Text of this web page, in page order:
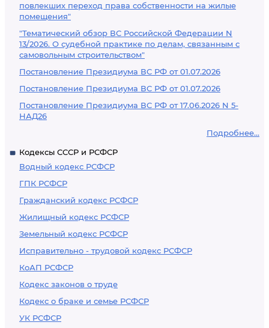
повлекших переход права собственности на жилые
помещения"
"Тематический обзор ВС Российской Федерации N
13/2026. О судебной практике по делам, связанным с
самовольным строительством"
Постановление Президиума ВС РФ от 01.07.2026
Постановление Президиума ВС РФ от 01.07.2026
Постановление Президиума ВС РФ от 17.06.2026 N 5-
НАД26
Подробнее...
Кодексы СССР и РСФСР
Водный кодекс РСФСР
ГПК РСФСР
Гражданский кодекс РСФСР
Жилищный кодекс РСФСР
Земельный кодекс РСФСР
Исправительно - трудовой кодекс РСФСР
КоАП РСФСР
Кодекс законов о труде
Кодекс о браке и семье РСФСР
УК РСФСР